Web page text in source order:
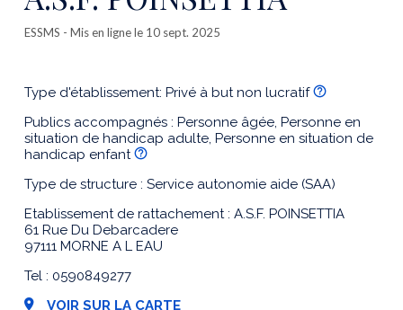
ESSMS - Mis en ligne le 10 sept. 2025
Type d'établissement: Privé à but non lucratif
Publics accompagnés : Personne âgée, Personne en
situation de handicap adulte, Personne en situation de
handicap enfant
Type de structure : Service autonomie aide (SAA)
Etablissement de rattachement : A.S.F. POINSETTIA
61 Rue Du Debarcadere
97111 MORNE A L EAU
Tel : 0590849277
VOIR SUR LA CARTE